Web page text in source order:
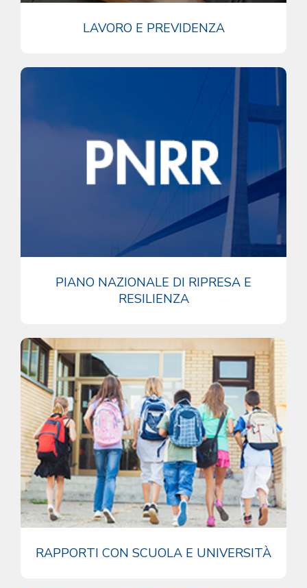
LAVORO E PREVIDENZA
PIANO NAZIONALE DI RIPRESA E
RESILIENZA
RAPPORTI CON SCUOLA E UNIVERSITÀ